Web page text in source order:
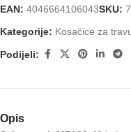
EAN: 4046664106043SKU:
Kategorije: Kosačice za
Podijeli:
Opis